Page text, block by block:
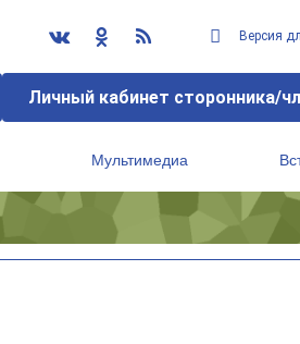
Версия
Личный кабинет сторонника/
Мультимедиа